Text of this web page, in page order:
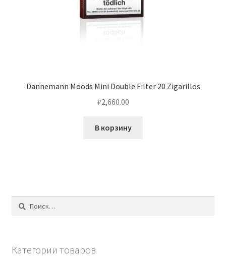
Dannemann Moods Mini Double Filter 20 Zigarillos
₽2,660.00
В корзину
Найти:
Категории товаров